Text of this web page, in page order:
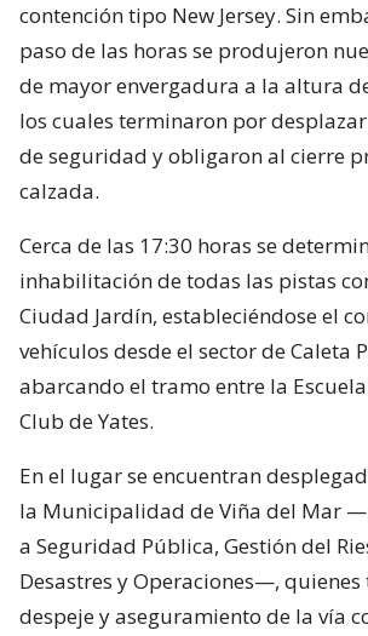
contención tipo New Jersey. Sin
paso de las horas se produjeron
de mayor envergadura a la altura
los cuales terminaron por
de seguridad y obligaron al cierre
calzada.
Cerca de las 17:30 horas se
inhabilitación de todas las pistas
Ciudad Jardín, estableciéndose el
vehículos desde el sector de Caleta
abarcando el tramo entre la
Club de Yates.
En el lugar se encuentran
la Municipalidad de Viña del Mar
a Seguridad Pública, Gestión del
Desastres y Operaciones—,
despeje y aseguramiento de la vía